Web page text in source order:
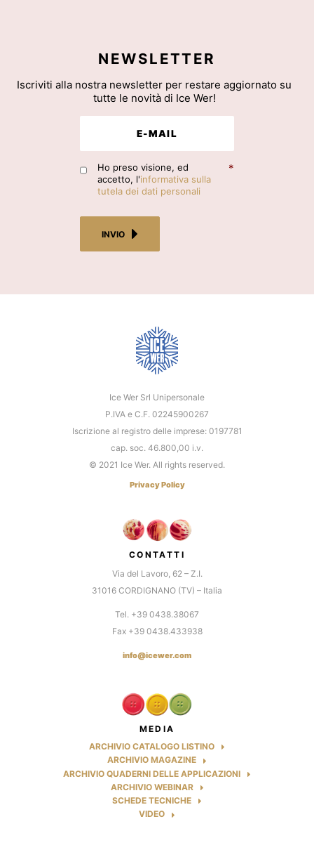
NEWSLETTER
Iscriviti alla nostra newsletter per restare aggiornato su
tutte le novità di Ice Wer!
Ho preso visione, ed
accetto, l'informativa sulla
tutela dei dati personali
*
INVIO
Ice Wer Srl Unipersonale
P.IVA e C.F. 02245900267
Iscrizione al registro delle imprese: 0197781
cap. soc. 46.800,00 i.v.
© 2021 Ice Wer. All rights reserved.
Privacy Policy
CONTATTI
Via del Lavoro, 62 – Z.I.
31016 CORDIGNANO (TV) – Italia
Tel. +39 0438.38067
Fax +39 0438.433938
info@icewer.com
MEDIA
ARCHIVIO CATALOGO LISTINO
ARCHIVIO MAGAZINE
ARCHIVIO QUADERNI DELLE APPLICAZIONI
ARCHIVIO WEBINAR
SCHEDE TECNICHE
VIDEO